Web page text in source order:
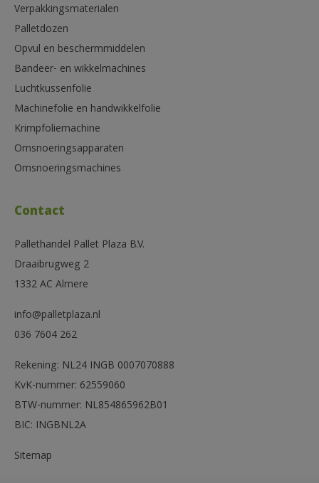
Verpakkingsmaterialen
Palletdozen
Opvul en beschermmiddelen
Bandeer- en wikkelmachines
Luchtkussenfolie
Machinefolie en handwikkelfolie
Krimpfoliemachine
Omsnoeringsapparaten
Omsnoeringsmachines
Contact
Pallethandel Pallet Plaza B.V.
Draaibrugweg 2
1332 AC Almere
info@palletplaza.nl
036 7604 262
Rekening: NL24 INGB 0007070888
KvK-nummer: 62559060
BTW-nummer: NL854865962B01
BIC: INGBNL2A
Sitemap